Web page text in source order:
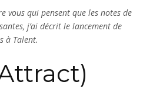
vous qui pensent que les notes de
j’ai décrit le lancement de
à Talent.